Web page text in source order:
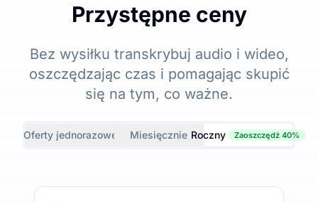
Przystępne ceny
Bez wysiłku transkrybuj audio i wideo,
oszczędzając czas i pomagając skupić
się na tym, co ważne.
Oferty jednorazowe Miesięcznie Roczny Zaoszczędź 40%